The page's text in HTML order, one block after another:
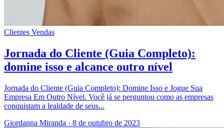
Clientes Vendas
Jornada do Cliente (Guia Completo):
domine isso e alcance outro nível
Jornada do Cliente (Guia Completo): Domine Isso e Jogue Sua
Empresa Em Outro Nível. Você já se perguntou como as empresas
conquistam a lealdade de seus...
Giordanna Miranda · 8 de outubro de 2023